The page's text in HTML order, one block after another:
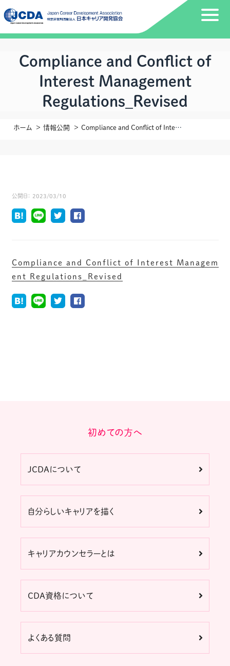
Compliance and Conflict of
Interest Management
Regulations_Revised
ホーム 情報公開 Compliance and Conflict of Interest Management Regulations_Revised
公開日： 2023/03/10
Compliance and Conflict of Interest Managem
ent Regulations_Revised
初めての方へ
JCDAについて
自分らしいキャリアを描く
キャリアカウンセラーとは
CDA資格について
よくある質問